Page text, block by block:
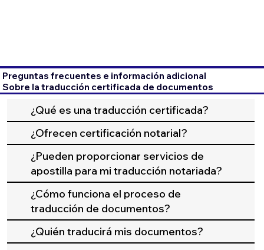
Preguntas frecuentes e información adicional
Sobre la traducción certificada de documentos
¿Qué es una traducción certificada?
¿Ofrecen certificación notarial?
¿Pueden proporcionar servicios de
apostilla para mi traducción notariada?
¿Cómo funciona el proceso de
traducción de documentos?
¿Quién traducirá mis documentos?